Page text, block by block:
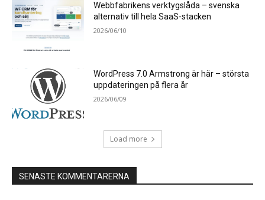
Webbfabrikens verktygslåda – svenska
alternativ till hela SaaS-stacken
2026/06/10
WordPress 7.0 Armstrong är här – största
uppdateringen på flera år
2026/06/09
Load more
SENASTE KOMMENTARERNA